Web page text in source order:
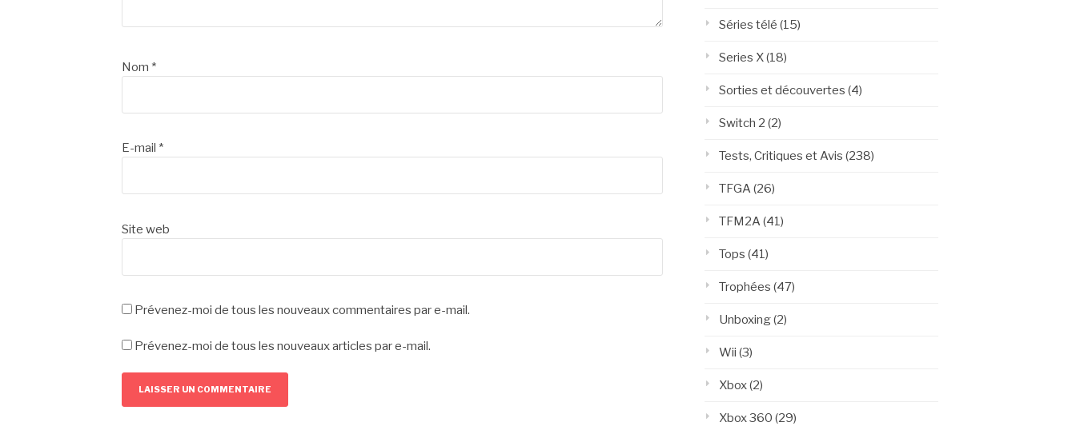
Nom *
E-mail *
Site web
Prévenez-moi de tous les nouveaux commentaires par e-mail.
Prévenez-moi de tous les nouveaux articles par e-mail.
Séries télé (15)
Series X(18)
Sorties et découvertes (4)
Switch 2 (2)
Tests, Critiques et Avis (238)
TFGA (26)
TFM2A (41)
Tops (41)
Trophées (47)
Unboxing(2)
Wii (3)
Xbox(2)
Xbox 360 (29)